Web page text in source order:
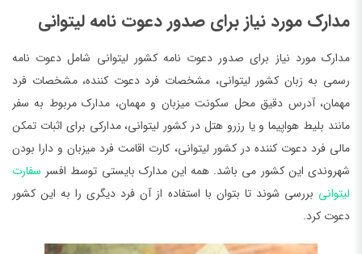
مدارک مورد نیاز برای صدور دعوت نامه لیتوانی
مدارک مورد نیاز برای صدور دعوت نامه کشور لیتوانی شامل دعوت نامه
رسمی به زبان کشور لیتوانی، مشخصات فرد دعوت کننده، مشخصات فرد
مهمان، آدرس دقیق محل سکونت میزبان و مهمان، مدارک مربوط به سفر
مانند بلیط هواپیما و یا رزرو هتل در کشور لیتوانی، مدارکی برای اثبات تمکن
مالی فرد دعوت کننده در کشور لیتوانی، کارت اقامت فرد میزبان و دارا بودن
شهروندی این کشور می باشد. همه این مدارک بایستی توسط افسر سفارت
لیتوانی بررسی شوند تا بتوان با استفاده از آن فرد دیگری را به این کشور
دعوت کرد.